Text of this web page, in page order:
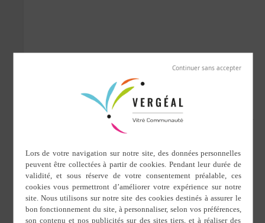
10
Plantations abords du ruisseau
10 décembre 2022 de 9 h 30 min 17 h 00 min